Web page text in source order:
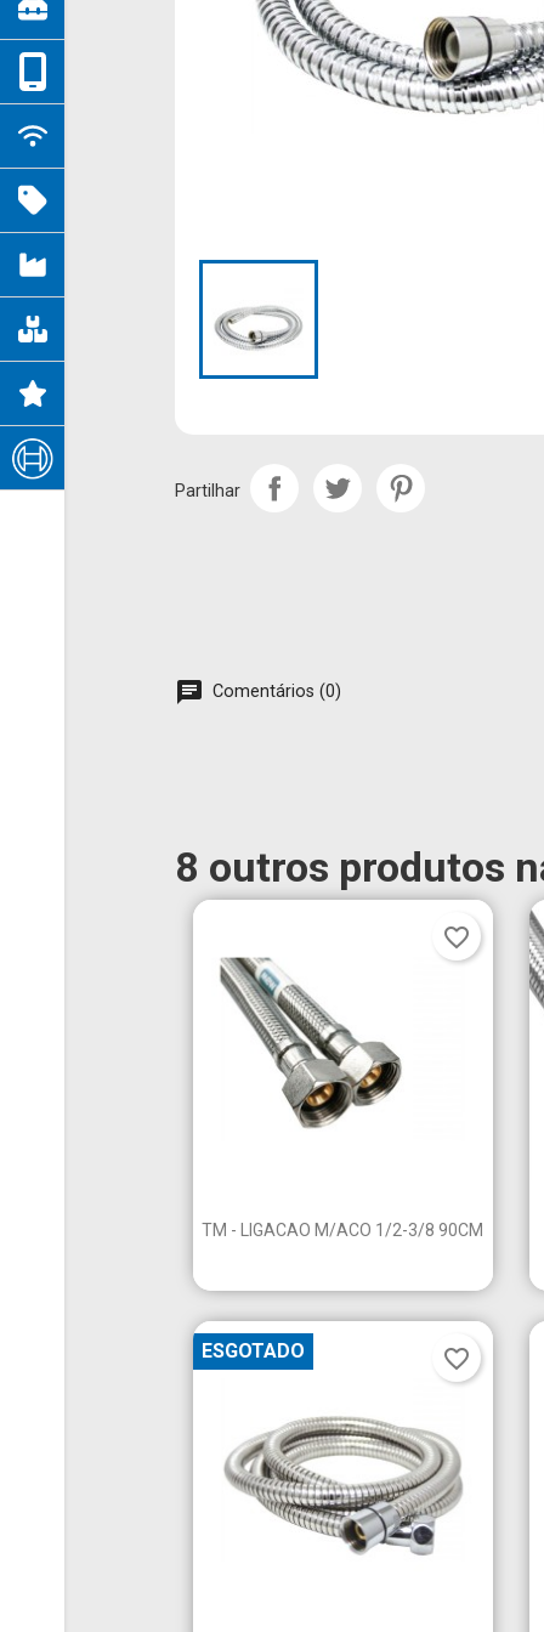
É
Partilhar
Comentários (0)
8 outros produtos
Vista rápida
TM - LIGACAO M/ACO 1/2-3/8 90CM
favorite_border
ESGOTADO favorite_border